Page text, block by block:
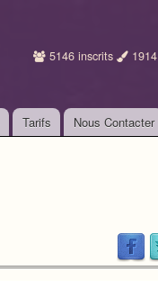
5146 inscrits 1914
Tarifs Nous Contacter